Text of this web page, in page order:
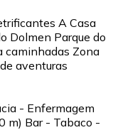
A Casa
Dolmen Parque do
caminhadas Zona
aventuras
- Enfermagem
m) Bar - Tabaco -